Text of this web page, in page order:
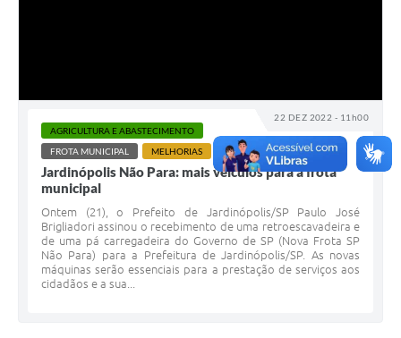
22 DEZ 2022 - 11h00
AGRICULTURA E ABASTECIMENTO
FROTA MUNICIPAL
MELHORIAS
Jardinópolis Não Para: mais veículos para a frota
municipal
Ontem (21), o Prefeito de Jardinópolis/SP Paulo José
Brigliadori assinou o recebimento de uma retroescavadeira e
de uma pá carregadeira do Governo de SP (Nova Frota SP
Não Para) para a Prefeitura de Jardinópolis/SP. As novas
máquinas serão essenciais para a prestação de serviços aos
cidadãos e a sua...